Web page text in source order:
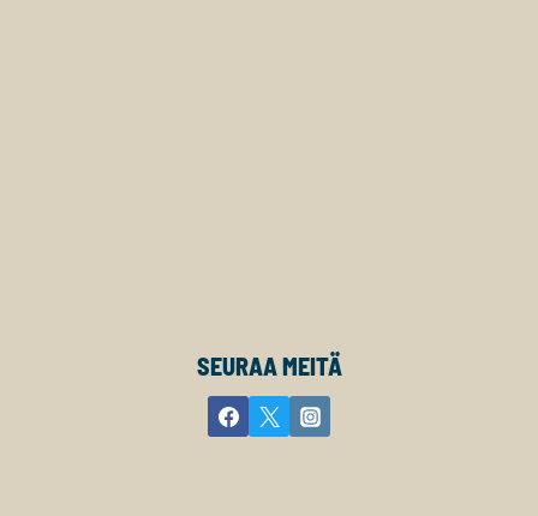
SEURAA MEITÄ